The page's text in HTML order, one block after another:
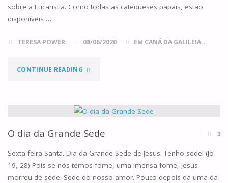
sobre a Eucaristia. Como todas as catequeses papais, estão
disponíveis …
TERESA POWER 08/06/2020 EM CANÁ DA GALILEIA...
CONTINUE READING"CORAÇÃO
O dia da Grande Sede 3
Sexta-feira Santa. Dia da Grande Sede de Jesus. Tenho sede! (Jo
19, 28) Pois se nós temos fome, uma imensa fome, Jesus
morreu de sede. Sede do nosso amor. Pouco depois da uma da